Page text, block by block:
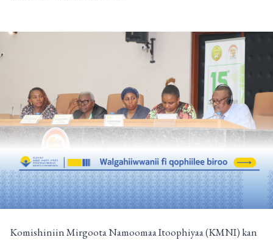
Komishiniin Mirgoota Namoomaa Itoophiyaa (KMNI) kan